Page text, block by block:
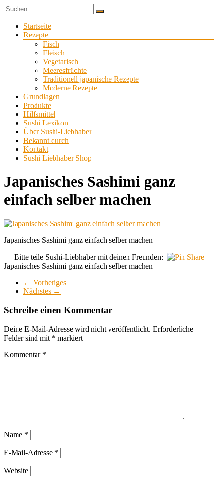
Zum
Inhalt
springen
Sushi-
Liebhaber
Sushi
selber
Menü
Startseite
Rezepte
Fisch
Fleisch
Vegetarisch
Meeresfrüchte
Traditionell japanische Rezepte
Moderne Rezepte
Grundlagen
Produkte
Hilfsmittel
Sushi Lexikon
Über Sushi-Liebhaber
Bekannt durch
Kontakt
Sushi Liebhaber Shop
Japanisches Sashimi ganz
einfach selber machen
Japanisches Sashimi ganz einfach selber machen
Bitte teile Sushi-Liebhaber mit deinen Freunden:
Japanisches Sashimi ganz einfach selber machen
← Vorheriges
Nächstes →
Schreibe einen Kommentar
Deine E-Mail-Adresse wird nicht veröffentlicht. Erforderliche
Felder sind mit * markiert
Kommentar *
Name *
E-Mail-Adresse *
Website